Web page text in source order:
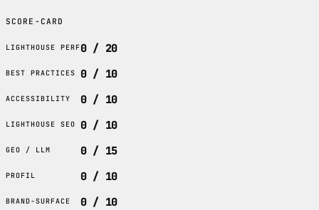
SCORE-CARD
LIGHTHOUSE PERF0 / 20
BEST PRACTICES 0 / 10
ACCESSIBILITY 0 / 10
LIGHTHOUSE SEO 0 / 10
GEO / LLM 0 / 15
PROFIL 0 / 10
BRAND-SURFACE 0 / 10